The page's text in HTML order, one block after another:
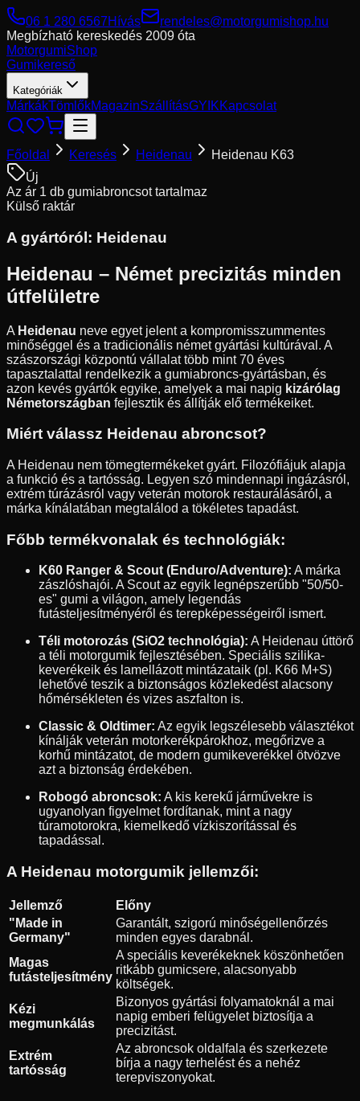
06 1 280 6567Hívás
rendeles@motorgumishop.hu
Megbízható kereskedés 2009 óta
MotorgumiShop
Gumikereső
Kategóriák
MárkákTömlőkMagazinSzállításGYIKKapcsolat
Főoldal Keresés Heidenau
Heidenau K63
Új
Az ár 1 db gumiabroncsot tartalmaz
Külső raktár
A gyártóról: Heidenau
Heidenau – Német precizitás minden
útfelületre
A Heidenau neve egyet jelent a kompromisszummentes
minőséggel és a tradicionális német gyártási kultúrával. A
szászországi központú vállalat több mint 70 éves
tapasztalattal rendelkezik a gumiabroncs-gyártásban, és
azon kevés gyártók egyike, amelyek a mai napig kizárólag
Németországban fejlesztik és állítják elő termékeiket.
Miért válassz Heidenau abroncsot?
A Heidenau nem tömegtermékeket gyárt. Filozófiájuk alapja
a funkció és a tartósság. Legyen szó mindennapi ingázásról,
extrém túrázásról vagy veterán motorok restaurálásáról, a
márka kínálatában megtalálod a tökéletes tapadást.
Főbb termékvonalak és technológiák:
K60 Ranger & Scout (Enduro/Adventure): A márka
zászlóshajói. A Scout az egyik legnépszerűbb "50/50-
es" gumi a világon, amely legendás
futásteljesítményéről és terepképességeiről ismert.
Téli motorozás (SiO2 technológia): A Heidenau úttörő
a téli motorgumik fejlesztésében. Speciális szilika-
keverékeik és lamellázott mintázataik (pl. K66 M+S)
lehetővé teszik a biztonságos közlekedést alacsony
hőmérsékleten és vizes aszfalton is.
Classic & Oldtimer: Az egyik legszélesebb választékot
kínálják veterán motorkerékpárokhoz, megőrizve a
korhű mintázatot, de modern gumikeverékkel ötvözve
azt a biztonság érdekében.
Robogó abroncsok: A kis kerekű járművekre is
ugyanolyan figyelmet fordítanak, mint a nagy
túramotorokra, kiemelkedő vízkiszorítással és
tapadással.
A Heidenau motorgumik jellemzői:
Jellemző
Előny
"Made in
Germany"
Garantált, szigorú minőségellenőrzés
minden egyes darabnál.
Magas
futásteljesítmény
A speciális keverékeknek köszönhetően
ritkább gumicsere, alacsonyabb
költségek.
Kézi
megmunkálás
Bizonyos gyártási folyamatoknál a mai
napig emberi felügyelet biztosítja a
precizitást.
Extrém
tartósság
Az abroncsok oldalfala és szerkezete
bírja a nagy terhelést és a nehéz
terepviszonyokat.